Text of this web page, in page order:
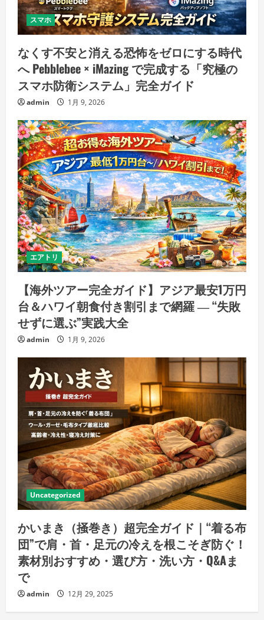
スマホ
なくす不安と消える恐怖をゼロにする時代
へ Pebblebee × iMazing で完成する「究極の
スマホ防衛システム」完全ガイド
admin 1月 9, 2026
エアトリ
【海外ツアー完全ガイド】アジア最安1万円
台＆ハワイ朝食付き割引まで網羅 ― “失敗
せずに選ぶ”実践大全
admin 1月 9, 2026
Uncategorized
かいまき（掻巻き）超完全ガイド｜“着る布
団”で肩・首・足元の冷えを根こそぎ防ぐ！
素材別おすすめ・選び方・洗い方・Q&Aま
で
admin 12月 29, 2025